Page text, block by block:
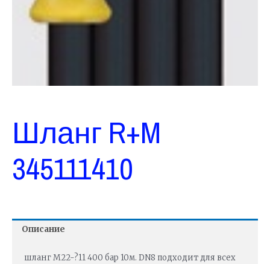
Шланг R+M
345111410
Описание
шланг M22-?11 400 бар 10м. DN8 подходит для всех